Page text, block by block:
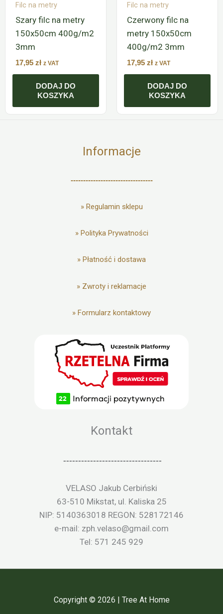
Filc na metry
Szary filc na metry
150x50cm 400g/m2
3mm
17,95 zł z VAT
DODAJ DO
KOSZYKA
Filc na metry
Czerwony filc na
metry 150x50cm
400g/m2 3mm
17,95 zł z VAT
DODAJ DO
KOSZYKA
Informacje
---------------------------------
» Regulamin sklepu
» Polityka Prywatności
» Płatność i dostawa
» Zwroty i reklamacje
» Formularz kontaktowy
Kontakt
---------------------------------
VELASO Jakub Cerbiński
63-510 Mikstat, ul. Kaliska 25
NIP: 5140363018 REGON: 528172146
e-mail: zph.velaso@gmail.com
Tel: 571 245 929
Copyright © 2026 | Tree At Home